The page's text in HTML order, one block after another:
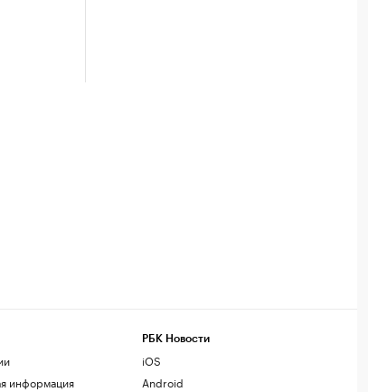
информация
РБК Новости
iOS
Android